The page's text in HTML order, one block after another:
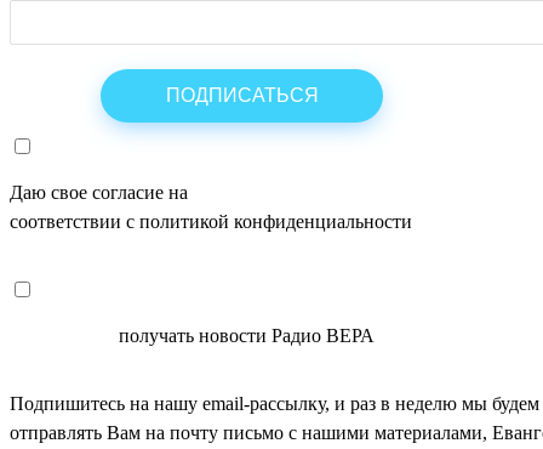
Даю свое согласие на
соответствии с политикой конфиденциальности
получать новости Радио ВЕРА
Подпишитесь на нашу email-рассылку, и раз в неделю мы будем
отправлять Вам на почту письмо с нашими материалами,